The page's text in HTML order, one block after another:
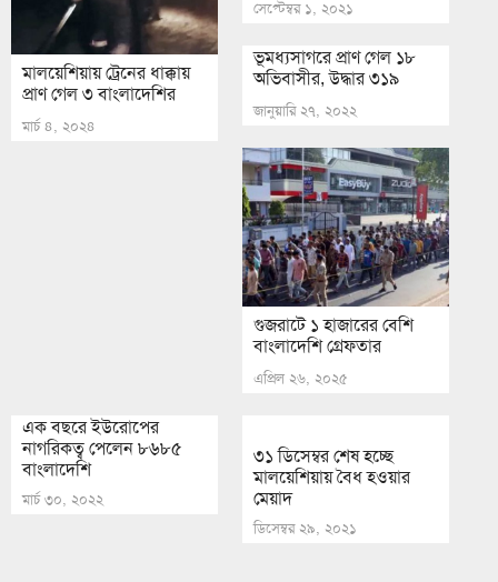
মালয়েশিয়ায় ট্রেনের ধাক্কায়
প্রাণ গেল ৩ বাংলাদেশির
মার্চ ৪, ২০২৪
সেপ্টেম্বর ১, ২০২১
ভূমধ্যসাগরে প্রাণ গেল ১৮
অভিবাসীর, উদ্ধার ৩১৯
জানুয়ারি ২৭, ২০২২
গুজরাটে ১ হাজারের বেশি
বাংলাদেশি গ্রেফতার
এপ্রিল ২৬, ২০২৫
এক বছরে ইউরোপের
নাগরিকত্ব পেলেন ৮৬৮৫
বাংলাদেশি
মার্চ ৩০, ২০২২
৩১ ডিসেম্বর শেষ হচ্ছে
মালয়েশিয়ায় বৈধ হওয়ার
মেয়াদ
ডিসেম্বর ২৯, ২০২১